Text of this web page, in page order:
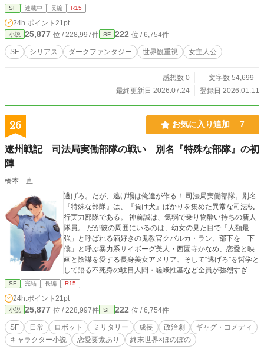
結集し、対抗兵器を生み出した。それが、「天使」である。
迫り来る残響。守り人として立ちはだかる天使。2つの超常存
在による争いは、「心臓巡りの儀」と呼ばれていた。 少女ア
リアは、孤児院で平穏に暮らしていた。15年前、「大海嘯」
と呼ばれる大災害で両親を失った後に孤児院にて保護され、
寮母や子供たちに囲まれて過ごす。そんな、優しい日常。し
ン」との出会いが全てを変える。 ──アリアの記憶は偽物だ
った。孤児院での15年間は虚構に過ぎず、彼女の正体は残響
路。その中で、アリアはジンを始めとした様々な仲間と出会
い、残響と熾烈な争いを繰り広げながら、傷を負いながらも
前に進んでいく。 その旅路の果てに待つのは、アリアの真っ
白な空っぽを埋める、綾なす感情に満ちた真実──。
SF 連載中 長編 R15
24h.ポイント 21pt
小説 25,877 位 / 228,997件 SF 222 位 / 6,754件
SF シリアス ダークファンタジー 世界観重視 女主人公
感想数 0
文字数 54,699
最終更新日 2026.07.24
登録日 2026.01.11
26 お気に入り追加 7
遼州戦記 司法局実働部隊の戦い 別名『特殊な部隊』の初
陣
橋本 直
逃げろ。だが、逃げ場は俺達が作る！ 司法局実働部隊。別名
『特殊な部隊』は、『負け犬』ばかりを集めた異常な司法執
行実力部隊である。 神前誠は、気弱で乗り物酔い持ちの新人
隊員。 だが彼の周囲にいるのは、幼女の見た目で「人類最
強」と呼ばれる酒好きの鬼教官クバルカ・ラン、部下を「下
僕」と呼ぶ暴力系サイボーグ美人・西園寺かなめ、恋愛と映
画と陰謀を愛する長身美女アメリア、そして“逃げろ”を哲学と
して語る不死身の駄目人間・嵯峨惟基など全員が強烈すぎる
連中ばかり。 配属直後から濃いキャラに圧倒される誠。 舞台
となる遼州圏は、地球文明と異星文明が衝突した果てに成立
した巨大文明圏。法術、機動兵器シュツルム・パンツァー、
不死人、超国家組織、地球圏の超富裕層、崩壊寸前の帝国思
想……1980年代日本の空気感を残した東和共和国を中心に、
無数の国家と思想がぶつかり合う。 主人公は戦うが、その目
的は「勝利」ではなく「敗北」に耐えて生きるため。 英雄に
SF 完結 長編 R15
24h.ポイント 21pt
小説 25,877 位 / 228,997件 SF 222 位 / 6,754件
SF 日常 ロボット ミリタリー 成長 政治劇
ギャグ・コメディ
キャラクター小説
恋愛要素あり 終末世界×ほのぼの